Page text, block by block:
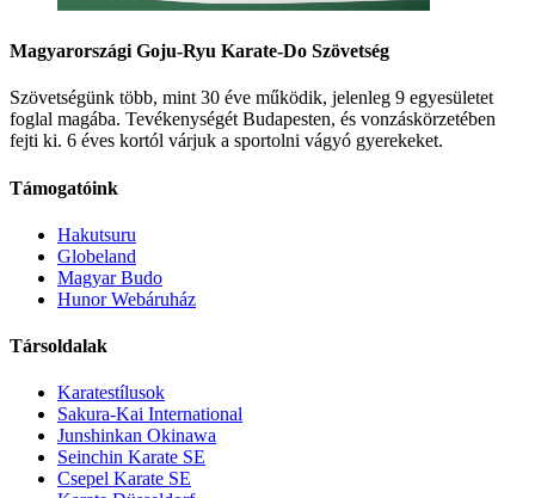
Magyarországi Goju-Ryu Karate-Do Szövetség
Szövetségünk több, mint 30 éve működik, jelenleg 9 egyesületet
foglal magába. Tevékenységét Budapesten, és vonzáskörzetében
fejti ki. 6 éves kortól várjuk a sportolni vágyó gyerekeket.
Támogatóink
Hakutsuru
Globeland
Magyar Budo
Hunor Webáruház
Társoldalak
Karatestílusok
Sakura-Kai International
Junshinkan Okinawa
Seinchin Karate SE
Csepel Karate SE